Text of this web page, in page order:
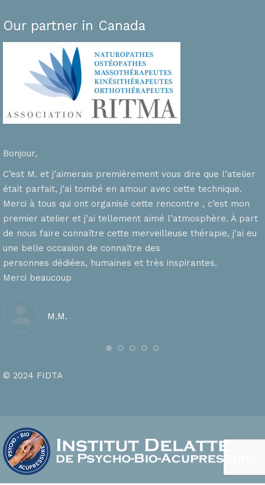
Our partner in Canada
Bonjour,
C’est M. et j’aimerais premièrement vous dire que l’atelier
était parfait, j’ai tombé en amour avec cette technique.
Merci à tous qui ont organisé cette rencontre , c’est mon
premier atelier et j’ai tellement aimé l’atmosphère. À part
de nous faire connaître cette merveilleuse thérapie, j’ai eu
une belle occasion de connaître des
personnes dédiées, humaines et très inspirantes.
Merci beaucoup
M.M.
© 2024 FIDTA